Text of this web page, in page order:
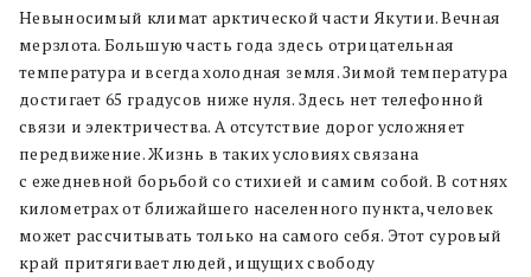
Невыносимый климат арктической части Якутии. Вечная
мерзлота. Большую часть года здесь отрицательная
температура и всегда холодная земля. Зимой температура
достигает 65 градусов ниже нуля. Здесь нет телефонной
связи и электричества. А отсутствие дорог усложняет
передвижение. Жизнь в таких условиях связана
с ежедневной борьбой со стихией и самим собой. В сотнях
километрах от ближайшего населенного пункта, человек
может рассчитывать только на самого себя. Этот суровый
край притягивает людей, ищущих свободу